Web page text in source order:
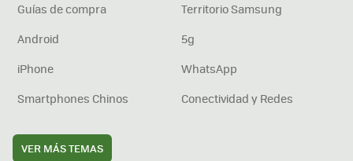
Guías de compra
Territorio Samsung
Android
5g
iPhone
WhatsApp
Smartphones Chinos
Conectividad y Redes
VER MÁS TEMAS